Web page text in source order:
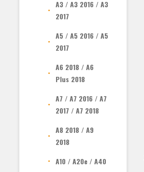
A3 / A3 2016 / A3
2017
A5 / A5 2016 / A5
2017
A6 2018 / A6
Plus 2018
A7 / A7 2016 / A7
2017 / A7 2018
A8 2018 / A9
2018
A10 / A20e / A40